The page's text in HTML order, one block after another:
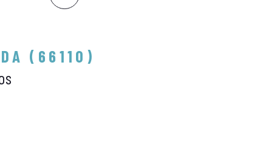
(66110)